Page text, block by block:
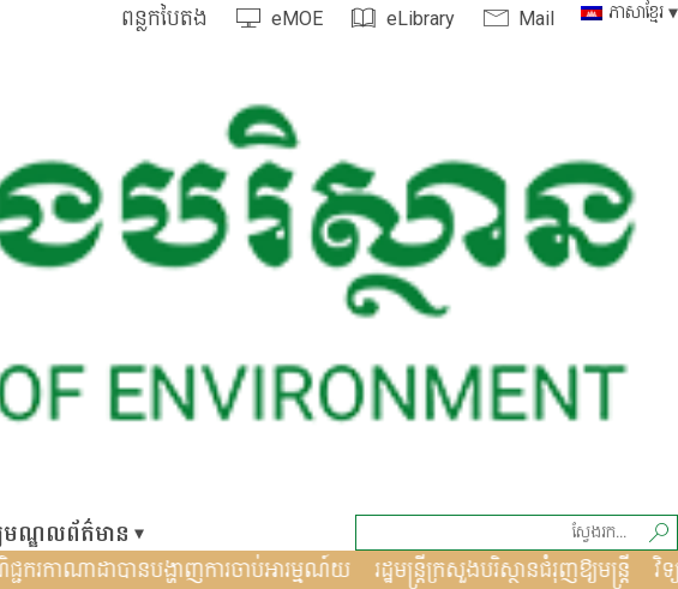
ពន្លកបៃតង eMOE eLibrary Mail ភាសាខ្មែរ
មណ្ឌលព័ត៌មាន
អភិរក្សប្រព័ន្ធអេ ពាណិជ្ជករកាណាដាបានបង្ហាញការចាប់អារម្មណ៍យ រដ្ឋមន្រ្តីក្រ